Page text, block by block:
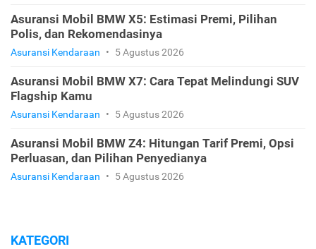
Asuransi Mobil BMW X5: Estimasi Premi, Pilihan
Polis, dan Rekomendasinya
Asuransi Kendaraan • 5 Agustus 2026
Asuransi Mobil BMW X7: Cara Tepat Melindungi SUV
Flagship Kamu
Asuransi Kendaraan • 5 Agustus 2026
Asuransi Mobil BMW Z4: Hitungan Tarif Premi, Opsi
Perluasan, dan Pilihan Penyedianya
Asuransi Kendaraan • 5 Agustus 2026
KATEGORI